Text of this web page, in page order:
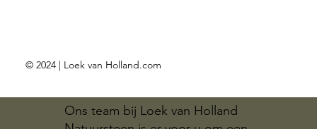
Ons team bij Loek van Holland
© 2024 | Loek van Holland.com